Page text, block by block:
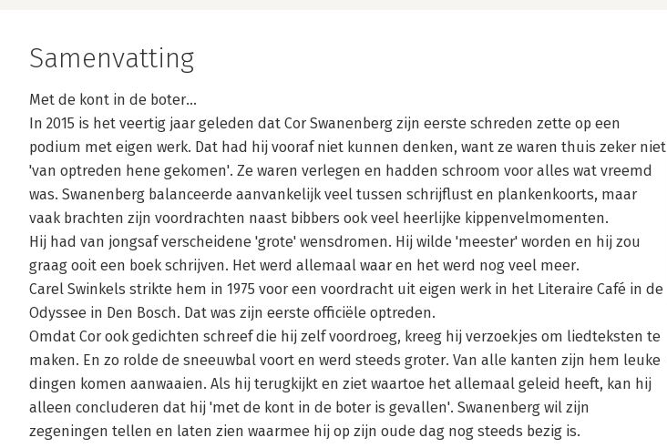
Samenvatting
Met de kont in de boter...
In 2015 is het veertig jaar geleden dat Cor Swanenberg zijn eerste schreden zette op een
podium met eigen werk. Dat had hij vooraf niet kunnen denken, want ze waren thuis zeker niet
'van optreden hene gekomen'. Ze waren verlegen en hadden schroom voor alles wat vreemd
was. Swanenberg balanceerde aanvankelijk veel tussen schrijflust en plankenkoorts, maar
vaak brachten zijn voordrachten naast bibbers ook veel heerlijke kippenvelmomenten.
Hij had van jongsaf verscheidene 'grote' wensdromen. Hij wilde 'meester' worden en hij zou
graag ooit een boek schrijven. Het werd allemaal waar en het werd nog veel meer.
Carel Swinkels strikte hem in 1975 voor een voordracht uit eigen werk in het Literaire Café in de
Odyssee in Den Bosch. Dat was zijn eerste officiële optreden.
Omdat Cor ook gedichten schreef die hij zelf voordroeg, kreeg hij verzoekjes om liedteksten te
maken. En zo rolde de sneeuwbal voort en werd steeds groter. Van alle kanten zijn hem leuke
dingen komen aanwaaien. Als hij terugkijkt en ziet waartoe het allemaal geleid heeft, kan hij
alleen concluderen dat hij 'met de kont in de boter is gevallen'. Swanenberg wil zijn
zegeningen tellen en laten zien waarmee hij op zijn oude dag nog steeds bezig is.